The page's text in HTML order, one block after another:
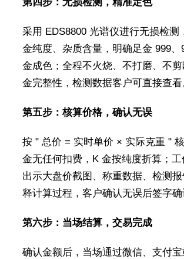
第四步：无损检测，精准定色
采用 EDS8800 光谱仪进行无损检测
金纯度、杂质含量，明确足金 999、
金成色；全程不火烧、不打磨、不
金完整性，检测数据客户可直接查看
第五步：核算价格，确认无误
按 " 总价 = 实时单价 × 实际克重 "
金无任何扣费，K 金按纯度折算；工
出示大盘价截图、称重数据、检测
释计算过程，客户确认无误后签字确
第六步：当场结算，交易完成
确认金额后，当场通过微信、支付